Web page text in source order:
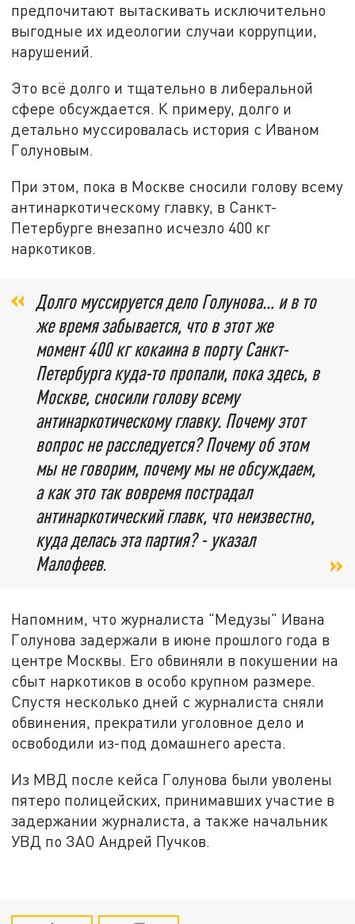
предпочитают вытаскивать исключительно
выгодные их идеологии случаи коррупции,
нарушений.
Это всё долго и тщательно в либеральной
сфере обсуждается. К примеру, долго и
детально муссировалась история с Иваном
Голуновым.
При этом, пока в Москве сносили голову всему
антинаркотическому главку, в Санкт-
Петербурге внезапно исчезло 400 кг
наркотиков.
Долго муссируется дело Голунова… и в то
же время забывается, что в этот же
момент 400 кг кокаина в порту Санкт-
Петербурга куда-то пропали, пока здесь, в
Москве, сносили голову всему
антинаркотическому главку. Почему этот
вопрос не расследуется? Почему об этом
мы не говорим, почему мы не обсуждаем,
а как это так вовремя пострадал
антинаркотический главк, что неизвестно,
куда делась эта партия? - указал
Малофеев.
Напомним, что журналиста "Медузы" Ивана
Голунова задержали в июне прошлого года в
центре Москвы. Его обвиняли в покушении на
сбыт наркотиков в особо крупном размере.
Спустя несколько дней с журналиста сняли
обвинения, прекратили уголовное дело и
освободили из-под домашнего ареста.
Из МВД после кейса Голунова были уволены
пятеро полицейских, принимавших участие в
задержании журналиста, а также начальник
УВД по ЗАО Андрей Пучков.